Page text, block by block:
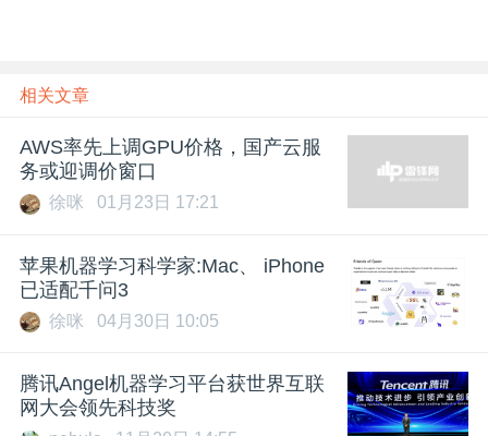
相关文章
AWS率先上调GPU价格，国产云服
务或迎调价窗口
徐咪 01月23日 17:21
苹果机器学习科学家:Mac、 iPhone
已适配千问3
徐咪 04月30日 10:05
腾讯Angel机器学习平台获世界互联
网大会领先科技奖